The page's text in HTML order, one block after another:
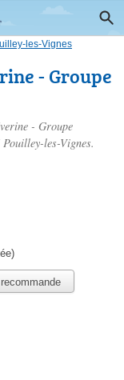
les-Vignes
- Groupe
- Groupe
les-Vignes.